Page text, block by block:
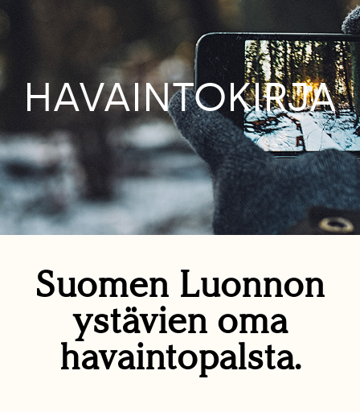
HAVAINTOKIRJA
Suomen Luonnon
ystävien oma
havaintopalsta.